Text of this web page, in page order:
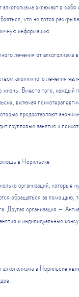
включает в
кто не готов
информацию.
лечения от алкоголизма
анонимного лечения
Вместо того, каждый
включая
предоставляют
групповые занятия и
в Норильске
организаций,
обращаться за помощью,
Другая организация –
и индивидуальные
в Норильске